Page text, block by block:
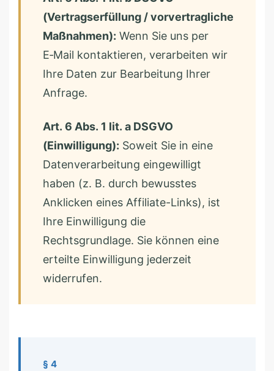
(Vertragserfüllung / vorvertragliche
Maßnahmen): Wenn Sie uns per
E‑Mail kontaktieren, verarbeiten wir
Ihre Daten zur Bearbeitung Ihrer
Anfrage.
Art. 6 Abs. 1 lit. a DSGVO
(Einwilligung): Soweit Sie in eine
Datenverarbeitung eingewilligt
haben (z. B. durch bewusstes
Anklicken eines Affiliate-Links), ist
Ihre Einwilligung die
Rechtsgrundlage. Sie können eine
erteilte Einwilligung jederzeit
widerrufen.
§ 4